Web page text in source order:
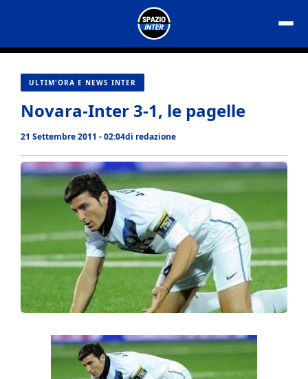
contenuto
ULTIM'ORA E NEWS INTER
Novara-Inter 3-1, le pagelle
21 Settembre 2011 - 02:04di redazione